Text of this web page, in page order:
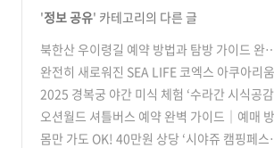
'정보 공유' 카테고리의 다른 글
북한산 우이령길 예약 방법과 탐방 가이드 완
정리
(1)
완전히 새로워진 SEA LIFE 코엑스 아쿠아리
서울! 방문 전 알아야 할 모든 것 (0)
2025 경복궁 야간 미식 체험 ‘수라간 시식공감
예매·응모 방법 총정리
(2)
오션월드 셔틀버스 예약 완벽 가이드｜예매
·출발지·환불·할인 총정리
(2)
몸만 가도 OK! 40만원 상당 ‘시야쥬 캠핑페스